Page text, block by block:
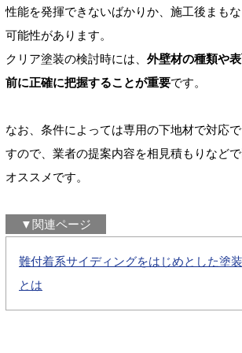
性能を発揮できないばかりか、施工後まも
可能性があります。
クリア塗装の検討時には、 外壁材の種類や
前に正確に把握することが重要です。
なお、条件によっては専用の下地材で対応
すので、業者の提案内容を相見積もりなど
オススメです。
▼関連ページ
難付着系サイディングをはじめとした塗
とは